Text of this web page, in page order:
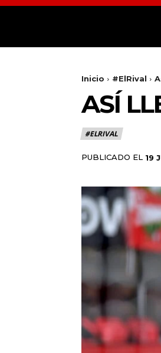
Inicio #ElRival
ASÍ
#ELRIVAL
PUBLICADO EL 19